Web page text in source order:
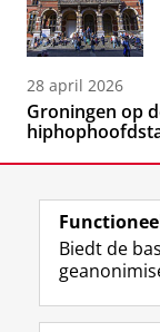
28 april 2026
Groningen op
Biedt de